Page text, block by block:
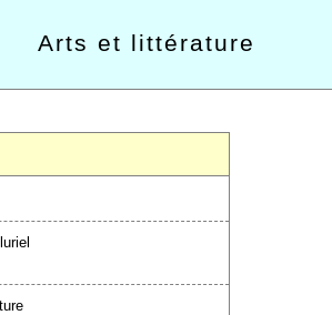
Arts et littérature